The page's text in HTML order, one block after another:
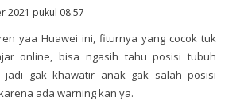
2021 pukul 08.57
yaa Huawei ini, fiturnya yang cocok tuk
online, bisa ngasih tahu posisi tubuh
jadi gak khawatir anak gak salah posisi
ada warning kan ya.